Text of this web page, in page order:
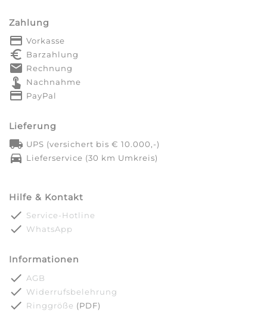
Zahlung
payment Vorkasse
euro_symbol Barzahlung
markunread Rechnung
touch_app Nachnahme
credit_card PayPal
Lieferung
local_shipping UPS (versichert bis € 10.000,-)
directions_car Lieferservice (30 km Umkreis)
Hilfe & Kontakt
done Service-Hotline
done WhatsApp
Informationen
done AGB
done Widerrufsbelehrung
done Ringgröße (PDF)